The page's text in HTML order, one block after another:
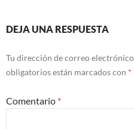
DEJA UNA RESPUESTA
Tu dirección de correo
obligatorios están marcados con *
Comentario *